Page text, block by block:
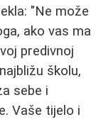
"Ne može
ako vas ma
predivnoj
školu,
sebe i
Vaše tijelo i